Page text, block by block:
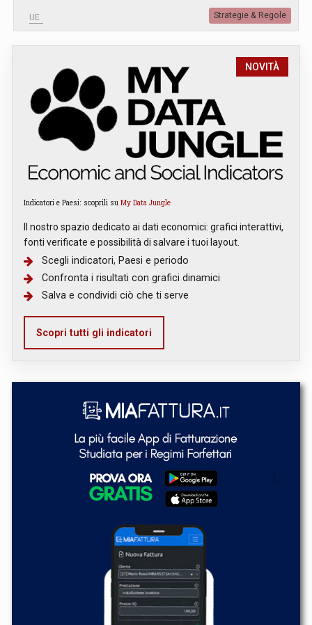
UE Strategie & Regole
NOVITÀ
Indicatori e Paesi: scoprili su My Data Jungle
Il nostro spazio dedicato ai dati economici: grafici interattivi,
fonti verificate e possibilità di salvare i tuoi layout.
Scegli indicatori, Paesi e periodo
Confronta i risultati con grafici dinamici
Salva e condividi ciò che ti serve
Scopri tutti gli indicatori